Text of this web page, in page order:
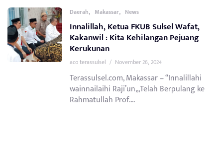
Daerah, Makassar, News
Innalillah, Ketua FKUB Sulsel Wafat,
Kakanwil : Kita Kehilangan Pejuang
Kerukunan
aco terassulsel / November 26, 2024
Terassulsel.com, Makassar – “Innalillahi
wainnailaihi Raji’un,,,Telah Berpulang ke
Rahmatullah Prof....